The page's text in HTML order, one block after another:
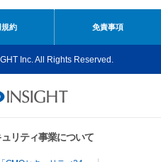
規約 免責事項
Inc. All Rights Reserved.
リティ事業について